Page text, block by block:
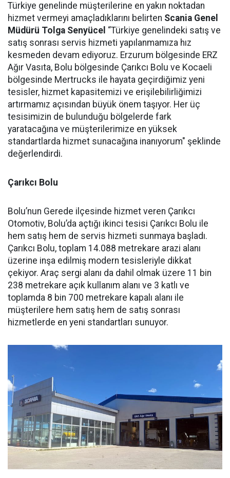
Türkiye genelinde müşterilerine en yakın noktadan
hizmet vermeyi amaçladıklarını belirten Scania Genel
Müdürü Tolga Senyücel “Türkiye genelindeki satış ve
satış sonrası servis hizmeti yapılanmamıza hız
kesmeden devam ediyoruz. Erzurum bölgesinde ERZ
Ağır Vasıta, Bolu bölgesinde Çarıkcı Bolu ve Kocaeli
bölgesinde Mertrucks ile hayata geçirdiğimiz yeni
tesisler, hizmet kapasitemizi ve erişilebilirliğimizi
artırmamız açısından büyük önem taşıyor. Her üç
tesisimizin de bulunduğu bölgelerde fark
yaratacağına ve müşterilerimize en yüksek
standartlarda hizmet sunacağına inanıyorum" şeklinde
değerlendirdi.
Çarıkcı Bolu
Bolu’nun Gerede ilçesinde hizmet veren Çarıkcı
Otomotiv, Bolu’da açtığı ikinci tesisi Çarıkcı Bolu ile
hem satış hem de servis hizmeti sunmaya başladı.
Çarıkcı Bolu, toplam 14.088 metrekare arazi alanı
üzerine inşa edilmiş modern tesisleriyle dikkat
çekiyor. Araç sergi alanı da dahil olmak üzere 11 bin
238 metrekare açık kullanım alanı ve 3 katlı ve
toplamda 8 bin 700 metrekare kapalı alanı ile
müşterilere hem satış hem de satış sonrası
hizmetlerde en yeni standartları sunuyor.